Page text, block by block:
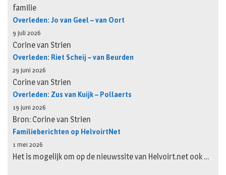
familie
Overleden: Jo van Geel – van Oort
9 juli 2026
Corine van Strien
Overleden: Riet Scheij – van Beurden
29 juni 2026
Corine van Strien
Overleden: Zus van Kuijk – Pollaerts
19 juni 2026
Bron: Corine van Strien
Familieberichten op HelvoirtNet
1 mei 2026
Het is mogelijk om op de nieuwssite van Helvoirt.net ook …